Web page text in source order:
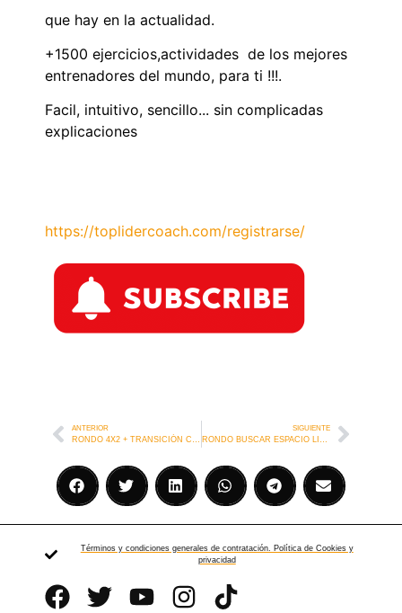
que hay en la actualidad.
+1500 ejercicios,actividades de los mejores
entrenadores del mundo, para ti !!!.
Facil, intuitivo, sencillo... sin complicadas
explicaciones
https://toplidercoach.com/registrarse/
ANTERIOR SIGUIENTE
Términos y condiciones generales de contratación. Política de Cookies y
privacidad